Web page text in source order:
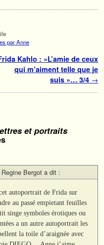
par Anne
Kahlo : »L’amie de ceux
qui m’aiment telle que je
suis »… 3/4 →
et portraits
Regine Bergot a dit :
autoportrait de Frida sur
au passé empietant feuilles
singe symboles érotiques ou
a un autre autoportrait les
la toile d’araignée avec